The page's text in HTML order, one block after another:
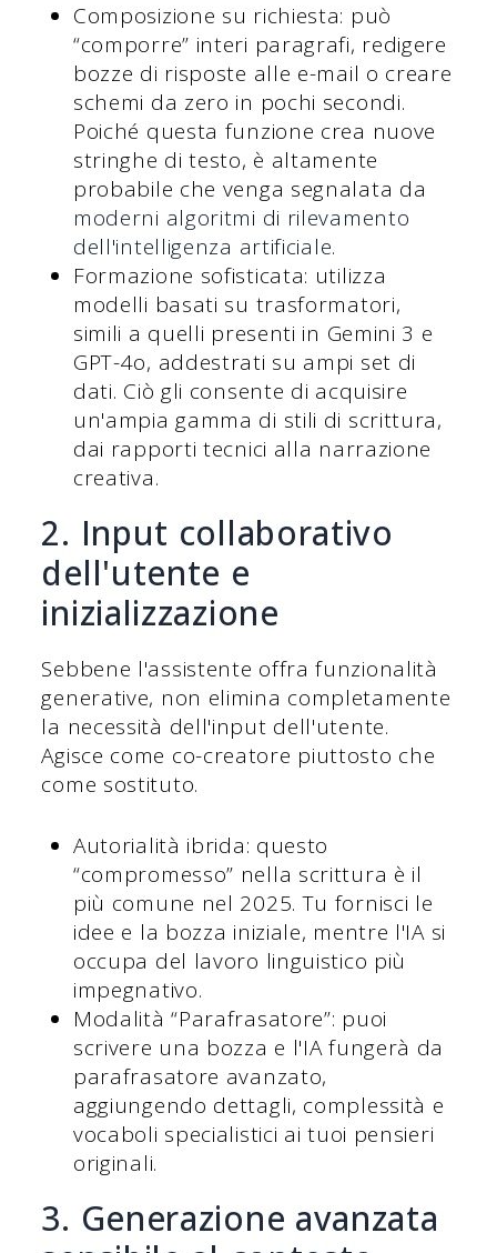
Composizione su richiesta: può
“comporre” interi paragrafi, redigere
bozze di risposte alle e-mail o creare
schemi da zero in pochi secondi.
Poiché questa funzione crea nuove
stringhe di testo, è altamente
probabile che venga segnalata da
moderni algoritmi di rilevamento
dell'intelligenza artificiale.
Formazione sofisticata: utilizza
modelli basati su trasformatori,
simili a quelli presenti in Gemini 3 e
GPT-4o, addestrati su ampi set di
dati. Ciò gli consente di acquisire
un'ampia gamma di stili di scrittura,
dai rapporti tecnici alla narrazione
creativa.
2. Input collaborativo
dell'utente e
inizializzazione
Sebbene l'assistente offra funzionalità
generative, non elimina completamente
la necessità dell'input dell'utente.
Agisce come co-creatore piuttosto che
come sostituto.
Autorialità ibrida: questo
“compromesso” nella scrittura è il
più comune nel 2025. Tu fornisci le
idee e la bozza iniziale, mentre l'IA si
occupa del lavoro linguistico più
impegnativo.
Modalità “Parafrasatore”: puoi
scrivere una bozza e l'IA fungerà da
parafrasatore avanzato,
aggiungendo dettagli, complessità e
vocaboli specialistici ai tuoi pensieri
originali.
3. Generazione avanzata